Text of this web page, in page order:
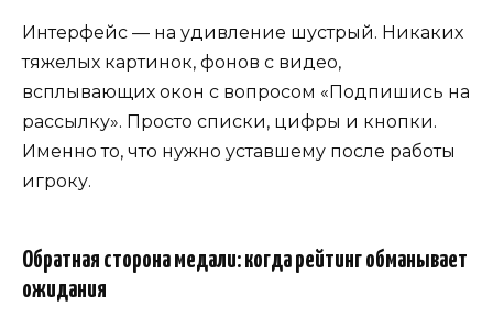
Интерфейс — на удивление шустрый. Никаких
тяжелых картинок, фонов с видео,
всплывающих окон с вопросом «Подпишись на
рассылку». Просто списки, цифры и кнопки.
Именно то, что нужно уставшему после работы
игроку.
Обратная сторона медали: когда рейтинг обманывает
ожидания